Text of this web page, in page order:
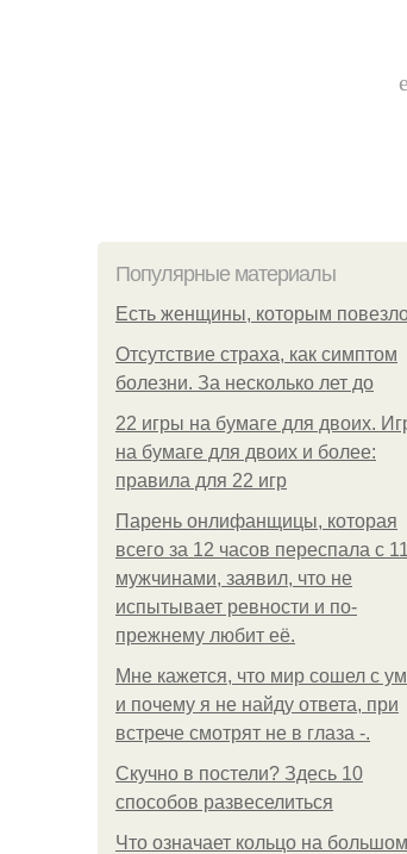
Популярные материалы
Есть женщины, которым
Отсутствие страха, как симптом
болезни. За несколько лет до
22 игры на бумаге для двоих.
на бумаге для двоих и более:
правила для 22 игр
Парень онлифанщицы, которая
всего за 12 часов переспала с
мужчинами, заявил, что не
испытывает ревности и по-
прежнему любит её.
Мне кажется, что мир сошел с
и почему я не найду ответа, при
встрече смотрят не в глаза -.
Скучно в постели? Здесь 10
способов развеселиться
Что означает кольцо на большом